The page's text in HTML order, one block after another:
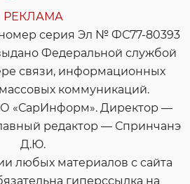
РЕКЛАМА
серия Эл № ФС77-80393
выдано Федеральной службой
связи, информационных
коммуникаций.
«СарИнформ». Директор —
редактор — Спринчанэ
Д.Ю.
любых материалов с сайта
гиперссылка на